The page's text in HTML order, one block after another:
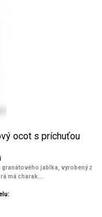
ocot s príchuťou
jablka, vyrobený z
má charak...